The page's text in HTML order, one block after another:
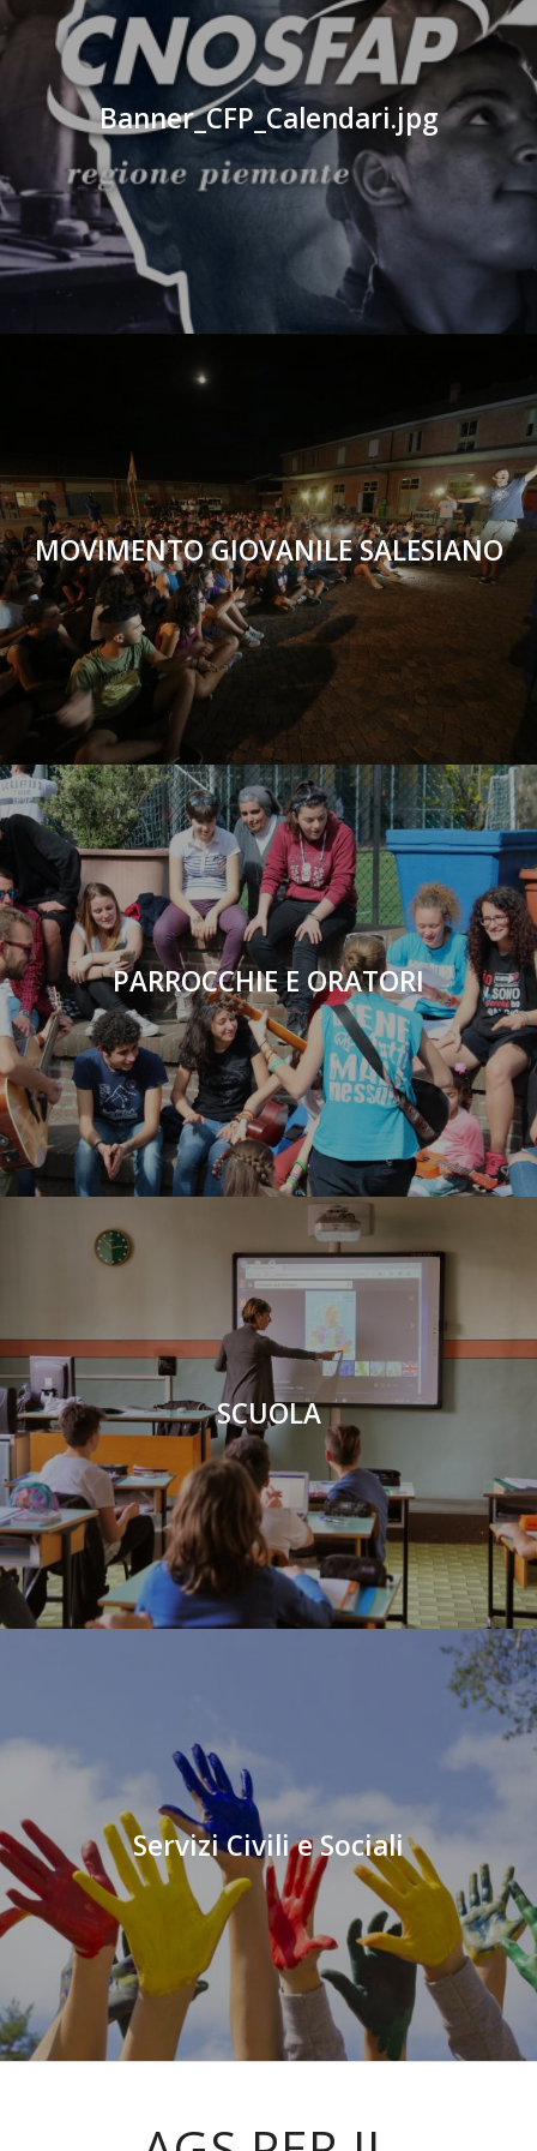
Banner_CFP_Calendari.jpg
MOVIMENTO GIOVANILE SALESIANO
PARROCCHIE E ORATORI
SCUOLA
Servizi Civili e Sociali